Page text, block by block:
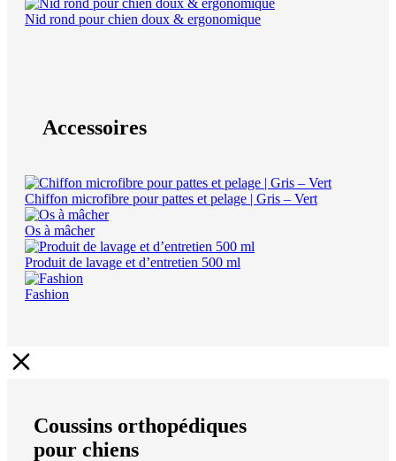
Nid rond pour chien doux & ergonomique
Accessoires
Chiffon microfibre pour pattes et pelage | Gris – Vert
Os à mâcher
Produit de lavage et d’entretien 500 ml
Fashion
Coussins orthopédiques
pour chiens